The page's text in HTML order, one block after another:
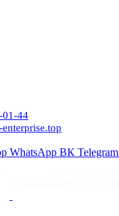
01-44
WhatsApp ВК Telegram